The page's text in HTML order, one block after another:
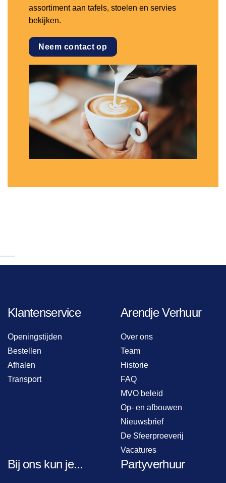
assortiment aan tafels, stoelen en servies
bekijken.
Neem contact op
Klantenservice
Openingstijden
Bestellen
Afhalen
Transport
Arendje Verhuur
Over ons
Team
Historie
FAQ
MVO beleid
Op- en afbouwen
Nieuwsbrief
De Sfeerproeverij
Vacatures
Bij ons kun je... Partyverhuur